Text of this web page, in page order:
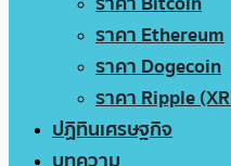
ราคา Ethereum
ราคา Dogecoin
ราคา Ripple
ปฏิทินเศรษฐกิจ